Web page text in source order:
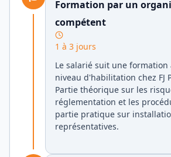
Formation par un
compétent
1 à 3 jours
Le salarié suit une formation
niveau d'habilitation chez FJ
Partie théorique sur les
réglementation et les
partie pratique sur
représentatives.